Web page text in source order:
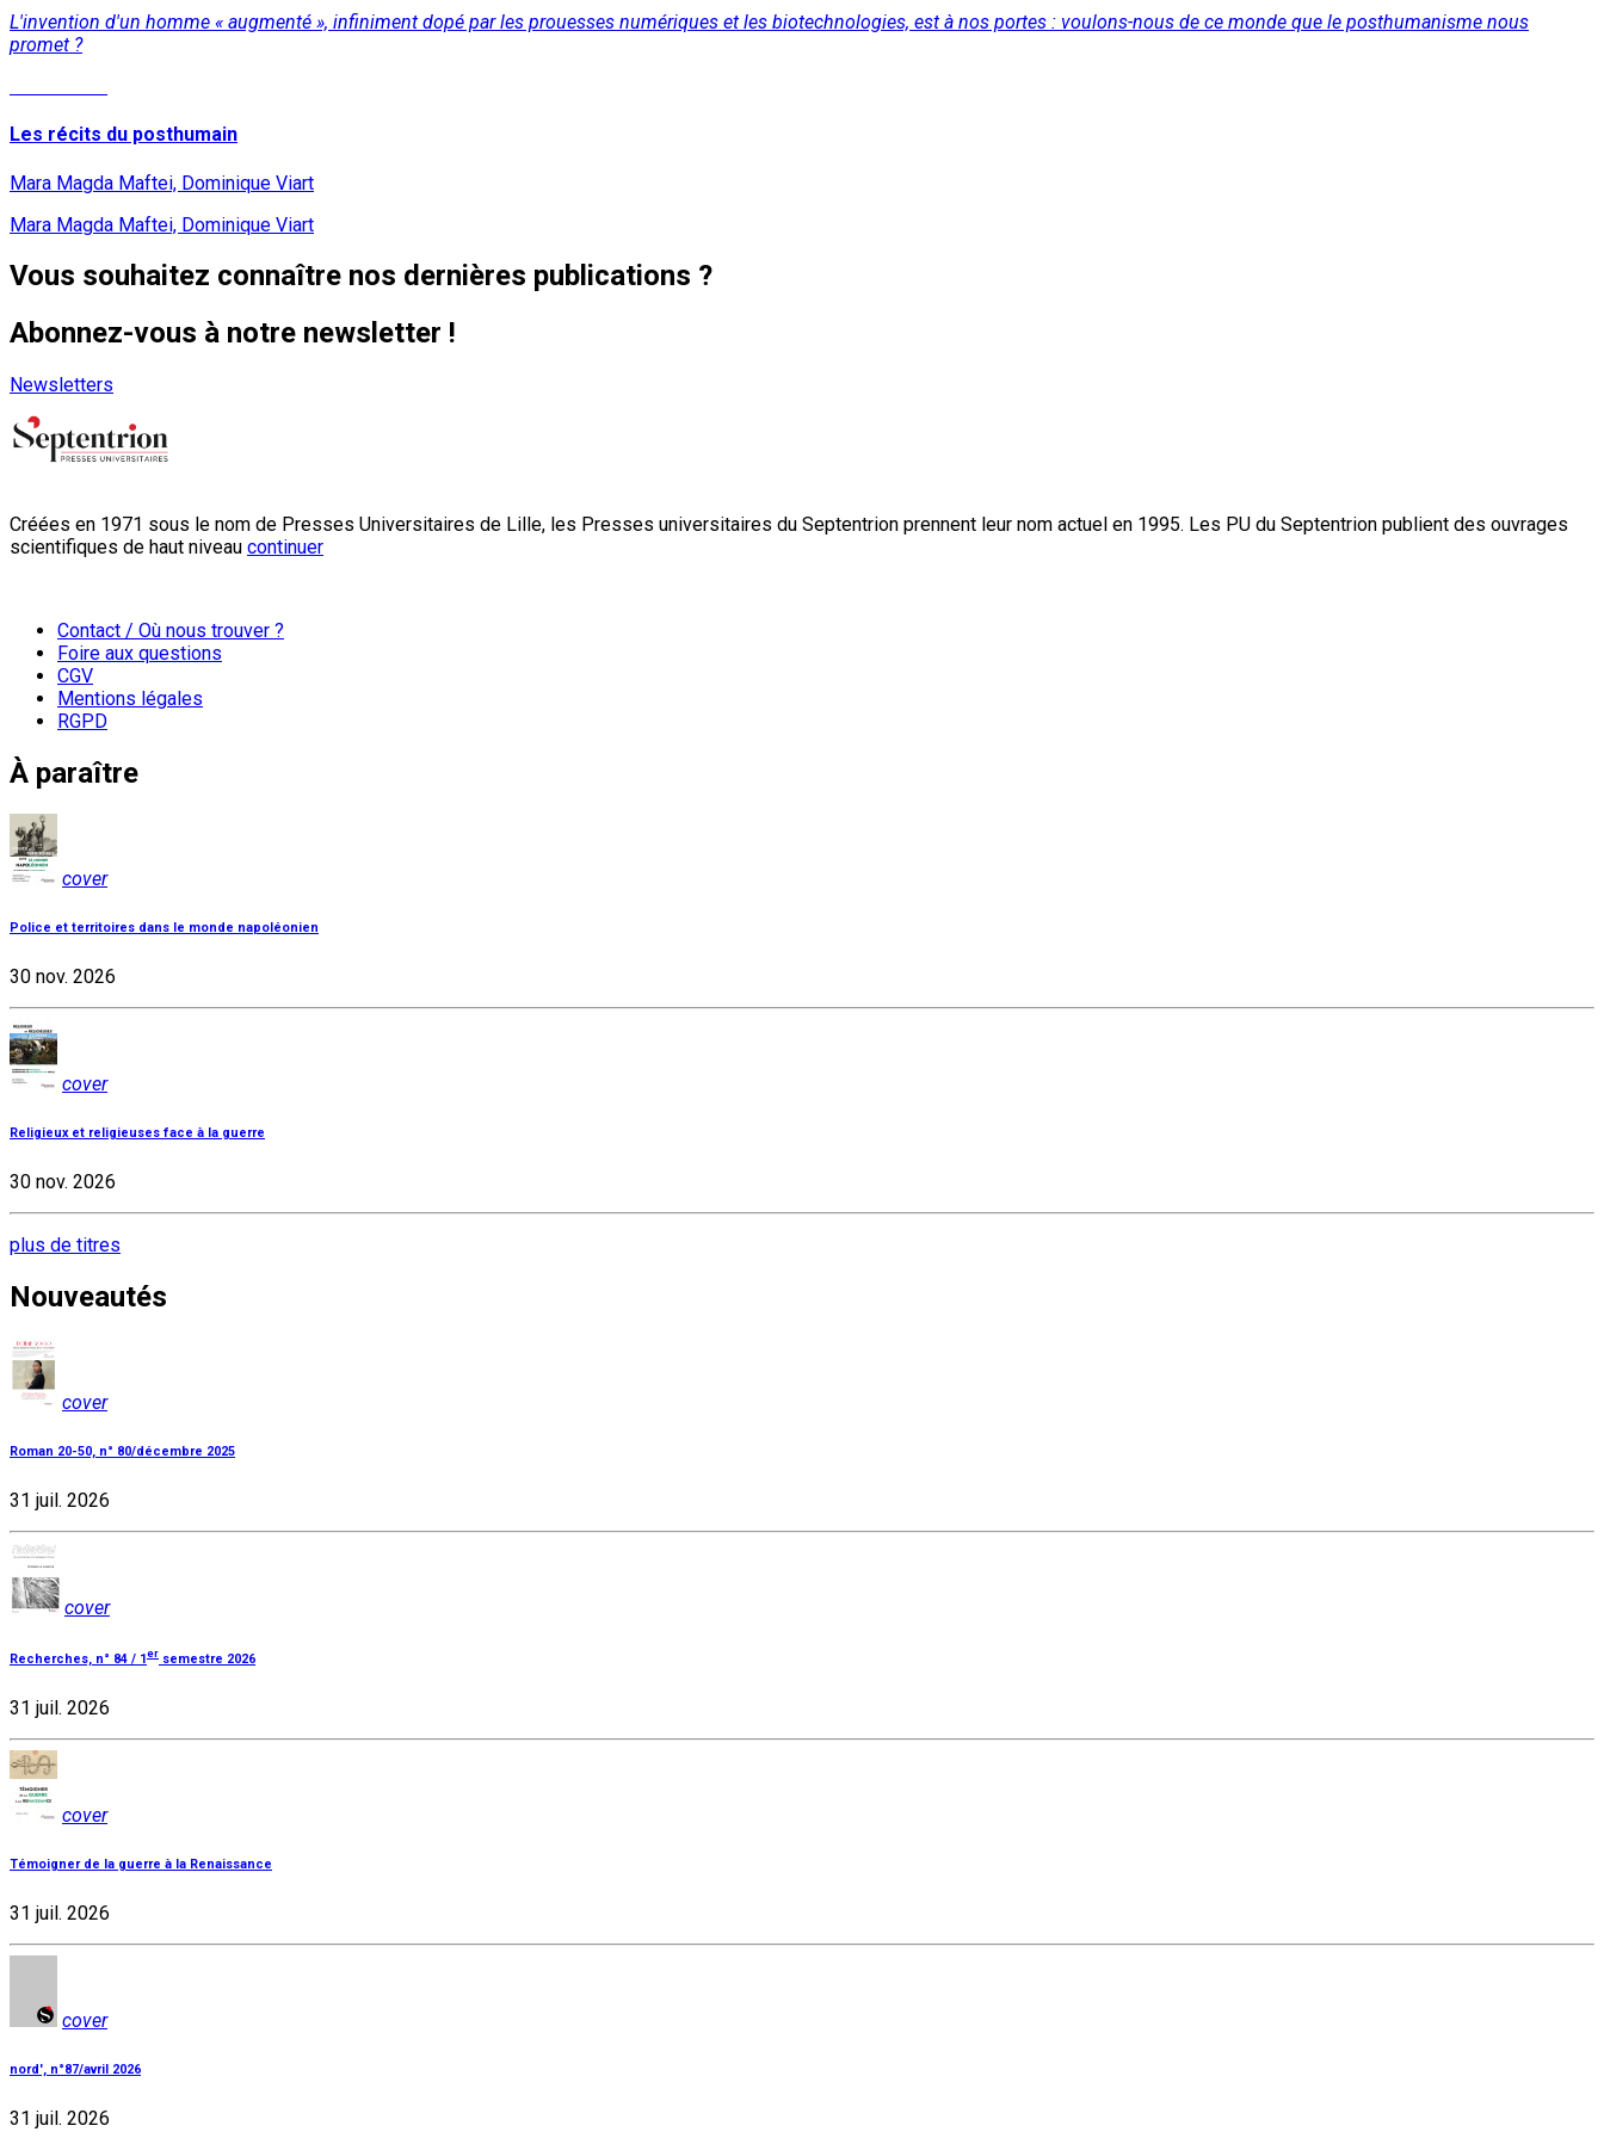
L'invention d'un homme « augmenté », infiniment dopé par les prouesses numériques et les biotechnologies, est à nos portes : voulons-nous de ce monde que le posthumanisme nous
promet ?
Les récits du posthumain
Mara Magda Maftei, Dominique Viart
Mara Magda Maftei, Dominique Viart
Vous souhaitez connaître nos dernières publications ?
Abonnez-vous à notre newsletter !
Newsletters
Créées en 1971 sous le nom de Presses Universitaires de Lille, les Presses universitaires du Septentrion prennent leur nom actuel en 1995. Les PU du Septentrion publient des ouvrages
scientifiques de haut niveau continuer
Contact / Où nous trouver ?
Foire aux questions
CGV
Mentions légales
RGPD
À paraître
cover
Police et territoires dans le monde napoléonien
30 nov. 2026
cover
Religieux et religieuses face à la guerre
30 nov. 2026
plus de titres
Nouveautés
cover
Roman 20-50, n° 80/décembre 2025
31 juil. 2026
cover
Recherches, n° 84 / 1 er semestre 2026
31 juil. 2026
cover
Témoigner de la guerre à la Renaissance
31 juil. 2026
cover
nord', n°87/avril 2026
31 juil. 2026